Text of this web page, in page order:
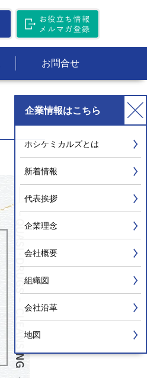
お問合せ
企業情報はこちら
ホシケミカルズとは
新着情報
代表挨拶
企業理念
会社概要
組織図
会社沿革
地図